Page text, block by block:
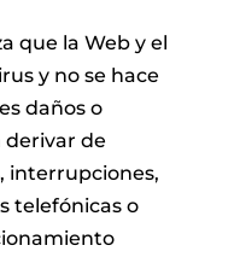
que la Web y el
y no se hace
daños o
derivar de
interrupciones,
telefónicas o